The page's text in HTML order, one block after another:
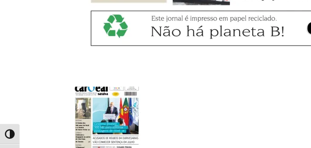
Toggle High Contrast